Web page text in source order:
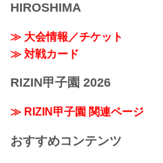
HIROSHIMA
≫ 大会情報／チケット
≫ 対戦カード
RIZIN甲子園 2026
≫ RIZIN甲子園 関連ページ
おすすめコンテンツ